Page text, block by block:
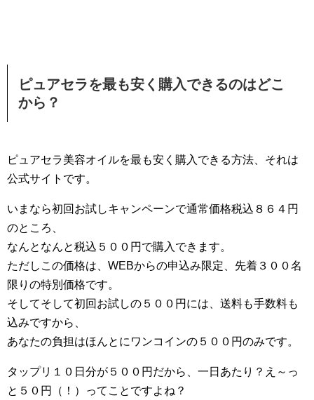
ピュアセラを最も安く購入できるのはどこ
から？
ピュアセラ美容オイルを最も安く購入できる方法、それは
公式サイトです。
いまなら初回お試しキャンペーンで通常価格税込８６４円
のところ、
なんとなんと税込５００円で購入できます。
ただしこの価格は、WEBからの申込み限定、先着３００名
限りの特別価格です。
そしてそして初回お試しの５００円には、送料も手数料も
込みですから、
あなたの負担はほんとにワンコインの５００円のみです。
タップリ１０日分が５００円だから、一日あたり？え～っ
と５０円（！）ってことですよね？